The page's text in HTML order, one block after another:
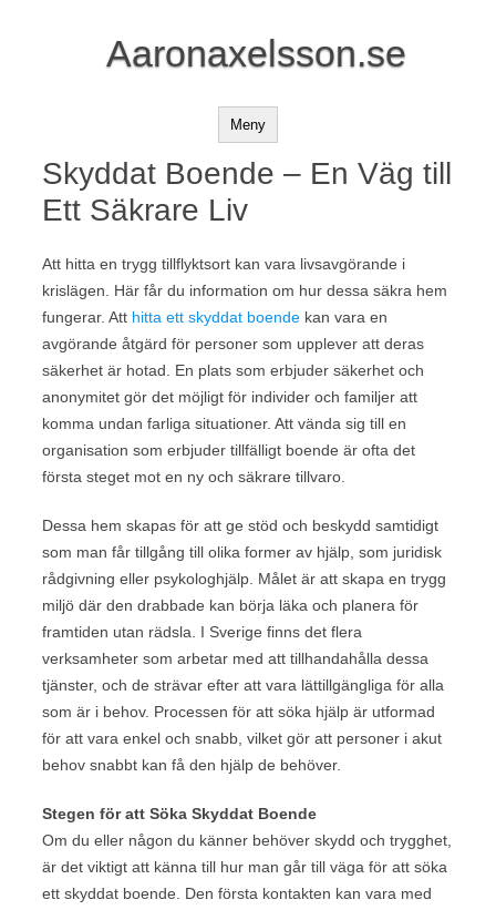
Aaronaxelsson.se
Meny
Skyddat Boende – En Väg till
Ett Säkrare Liv
Att hitta en trygg tillflyktsort kan vara livsavgörande i
krislägen. Här får du information om hur dessa säkra hem
fungerar. Att hitta ett skyddat boende kan vara en
avgörande åtgärd för personer som upplever att deras
säkerhet är hotad. En plats som erbjuder säkerhet och
anonymitet gör det möjligt för individer och familjer att
komma undan farliga situationer. Att vända sig till en
organisation som erbjuder tillfälligt boende är ofta det
första steget mot en ny och säkrare tillvaro.
Dessa hem skapas för att ge stöd och beskydd samtidigt
som man får tillgång till olika former av hjälp, som juridisk
rådgivning eller psykologhjälp. Målet är att skapa en trygg
miljö där den drabbade kan börja läka och planera för
framtiden utan rädsla. I Sverige finns det flera
verksamheter som arbetar med att tillhandahålla dessa
tjänster, och de strävar efter att vara lättillgängliga för alla
som är i behov. Processen för att söka hjälp är utformad
för att vara enkel och snabb, vilket gör att personer i akut
behov snabbt kan få den hjälp de behöver.
Stegen för att Söka Skyddat Boende
Om du eller någon du känner behöver skydd och trygghet,
är det viktigt att känna till hur man går till väga för att söka
ett skyddat boende. Den första kontakten kan vara med